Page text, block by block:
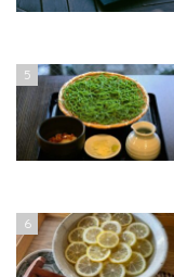
5
6